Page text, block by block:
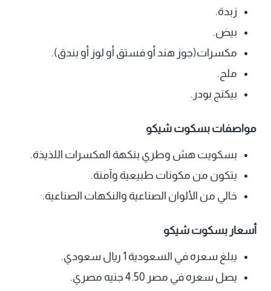
زبدة.
بيض.
مكسرات(جوز هند أو فستق أو لوز أو بندق).
ملح.
بيكنج بودر.
مواصفات بسكوت شيكو
بسكويت هش وطري بنكهة المكسرات اللذيذة.
يتكون من مكونات طبيعية وآمنة.
خالي من الألوان الصناعية والنكهات الصناعية.
أسعار بسكوت شيكو
يبلغ سعره في السعودية 1 ريال سعودي.
يصل سعره في مصر 4.50 جنيه مصري.